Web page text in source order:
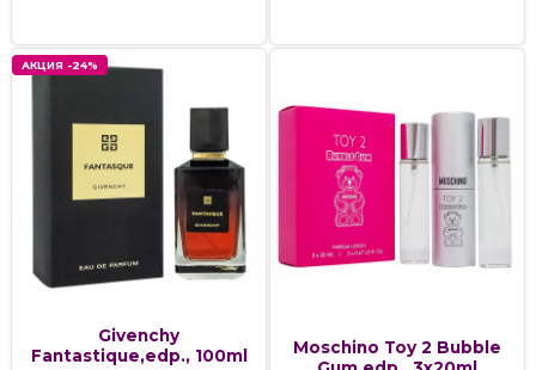
АКЦИЯ -24%
Givenchy
Fantastique,edp., 100ml
Moschino Toy 2 Bubble